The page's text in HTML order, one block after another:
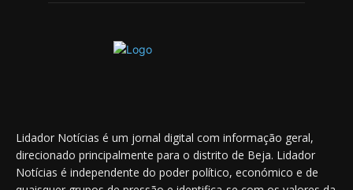
Lidador Notícias é um jornal digital com informação geral,
direcionado principalmente para o distrito de Beja. Lidador
Notícias é independente do poder político, económico e de